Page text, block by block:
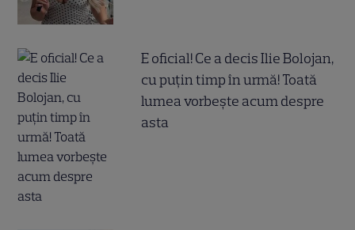
E oficial! Ce a decis Ilie Bolojan,
cu puțin timp în urmă! Toată
lumea vorbește acum despre
asta